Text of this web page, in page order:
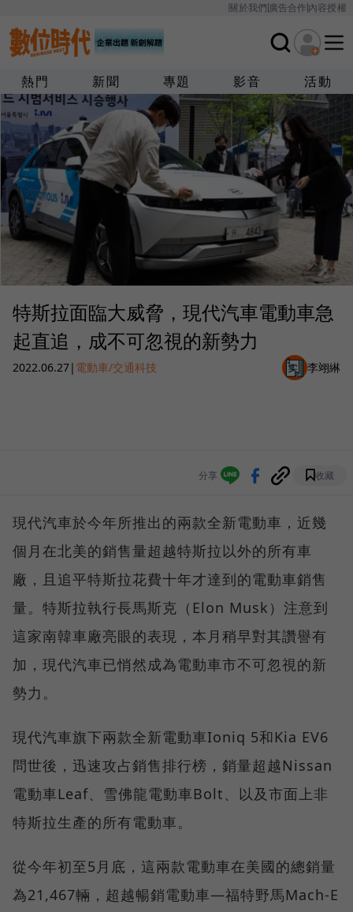
關於我們廣告合作內容授權
熱門 新聞 專題 影音 活動
特斯拉面臨大威脅，現代汽車電動車急
起直追，成不可忽視的新勢力
2022.06.27| 電動車/交通科技 李翊綝
分享 收藏
現代汽車於今年所推出的兩款全新電動車，近幾
個月在北美的銷售量超越特斯拉以外的所有車
廠，且追平特斯拉花費十年才達到的電動車銷售
量。特斯拉執行長馬斯克（Elon Musk）注意到
這家南韓車廠亮眼的表現，本月稍早對其讚譽有
加，現代汽車已悄然成為電動車市不可忽視的新
勢力。
現代汽車旗下兩款全新電動車Ioniq 5和Kia EV6
問世後，迅速攻占銷售排行榜，銷量超越Nissan
電動車Leaf、雪佛龍電動車Bolt、以及市面上非
特斯拉生產的所有電動車。
從今年初至5月底，這兩款電動車在美國的總銷量
為21,467輛，超越暢銷電動車—福特野馬Mach-E